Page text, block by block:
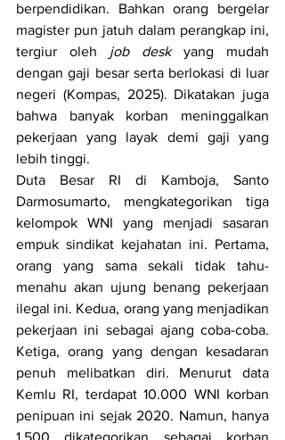
berpendidikan. Bahkan orang bergelar
magister pun jatuh dalam perangkap ini,
tergiur oleh job desk yang mudah
dengan gaji besar serta berlokasi di luar
negeri (Kompas, 2025). Dikatakan juga
bahwa banyak korban meninggalkan
pekerjaan yang layak demi gaji yang
lebih tinggi.
Duta Besar RI di Kamboja, Santo
Darmosumarto, mengkategorikan tiga
kelompok WNI yang menjadi sasaran
empuk sindikat kejahatan ini. Pertama,
orang yang sama sekali tidak tahu-
menahu akan ujung benang pekerjaan
ilegal ini. Kedua, orang yang menjadikan
pekerjaan ini sebagai ajang coba-coba.
Ketiga, orang yang dengan kesadaran
penuh melibatkan diri. Menurut data
Kemlu RI, terdapat 10.000 WNI korban
penipuan ini sejak 2020. Namun, hanya
1.500 dikategorikan sebagai korban